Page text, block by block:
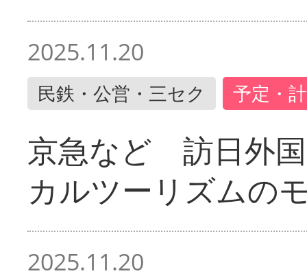
2025.11.20
民鉄・公営・三セク 予定・
京急など 訪日外
カルツーリズムの
2025.11.20